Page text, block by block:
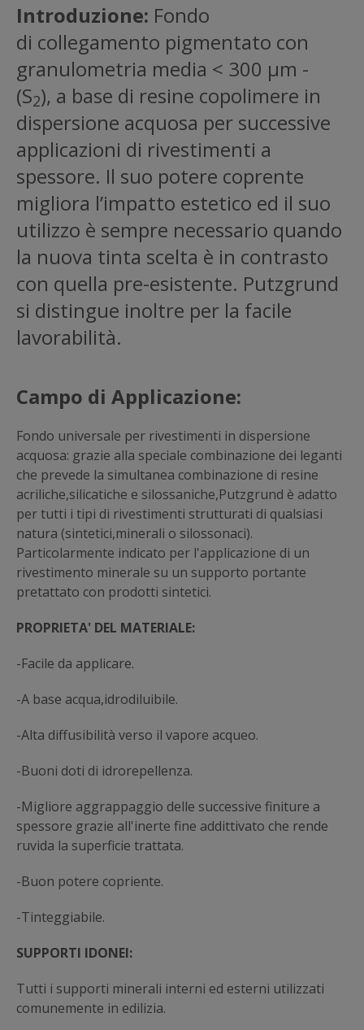
Introduzione: Fondo
di collegamento pigmentato con
granulometria media < 300 µm -
(S2), a base di resine copolimere in
dispersione acquosa per successive
applicazioni di rivestimenti a
spessore. Il suo potere coprente
migliora l’impatto estetico ed il suo
utilizzo è sempre necessario quando
la nuova tinta scelta è in contrasto
con quella pre-esistente. Putzgrund
si distingue inoltre per la facile
lavorabilità.
Campo di Applicazione:
Fondo universale per rivestimenti in dispersione
acquosa: grazie alla speciale combinazione dei leganti
che prevede la simultanea combinazione di resine
acriliche,silicatiche e silossaniche,Putzgrund è adatto
per tutti i tipi di rivestimenti strutturati di qualsiasi
natura (sintetici,minerali o silossonaci).
Particolarmente indicato per l'applicazione di un
rivestimento minerale su un supporto portante
pretattato con prodotti sintetici.
PROPRIETA' DEL MATERIALE:
-Facile da applicare.
-A base acqua,idrodiluibile.
-Alta diffusibilità verso il vapore acqueo.
-Buoni doti di idrorepellenza.
-Migliore aggrappaggio delle successive finiture a
spessore grazie all'inerte fine addittivato che rende
ruvida la superficie trattata.
-Buon potere copriente.
-Tinteggiabile.
SUPPORTI IDONEI:
Tutti i supporti minerali interni ed esterni utilizzati
comunemente in edilizia.